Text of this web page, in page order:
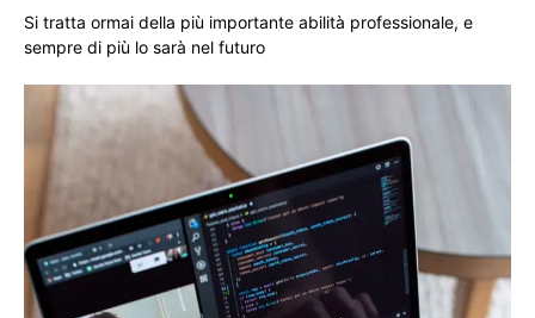
Si tratta ormai della più importante abilità professionale, e
sempre di più lo sarà nel futuro